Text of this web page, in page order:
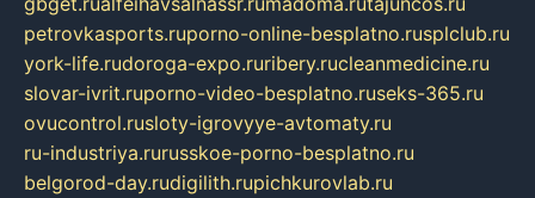
petrovkasports.ruporno-online-besplatno.rusplclub.ru
york-life.rudoroga-expo.ruribery.rucleanmedicine.ru
slovar-ivrit.ruporno-video-besplatno.ruseks-365.ru
ovucontrol.rusloty-igrovyye-avtomaty.ru
ru-industriya.rurusskoe-porno-besplatno.ru
belgorod-day.rudigilith.rupichkurovlab.ru